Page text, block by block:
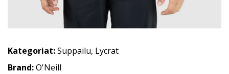
Kategoriat:Suppailu, Lycrat
Brand:O'Neill